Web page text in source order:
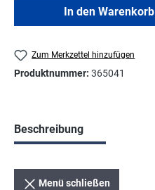
In den Warenkorb
Zum Merkzettel hinzufügen
Produktnummer: 365041
Beschreibung
Menü schließen